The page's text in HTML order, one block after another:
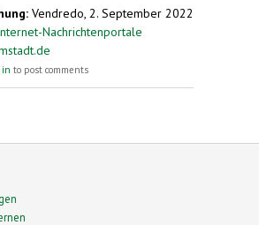
Vendredo, 2. September 2022
Nachrichtenportale
zu Besuch in Brescia
in to post comments